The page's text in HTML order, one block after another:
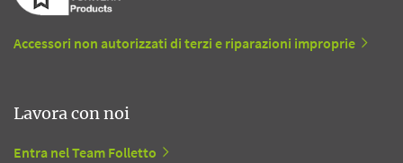
Accessori non autorizzati di terzi e riparazioni improprie
Lavora con noi
Entra nel Team Folletto